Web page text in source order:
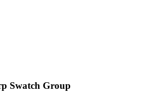
Swatch Group